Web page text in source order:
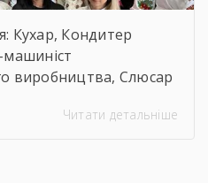
Кухар, Кондитер
виробництва, Слюсар
Читати детальніше